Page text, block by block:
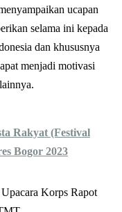
ucapan
selama ini kepada
dan khususnya
menjadi motivasi
Rakyat (Festival
Bogor 2023